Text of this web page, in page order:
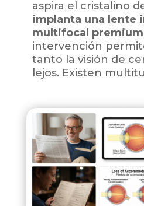
aspira el cristalino
implanta una lente
multifocal premium
intervención
tanto la visión de
lejos. Existen